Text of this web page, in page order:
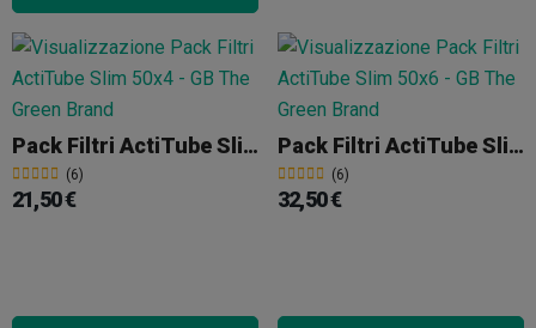
Pack Filtri ActiTube Slim 50x4
(6)
21,50 €
Pack Filtri ActiTube Slim 50x6
(6)
32,50 €